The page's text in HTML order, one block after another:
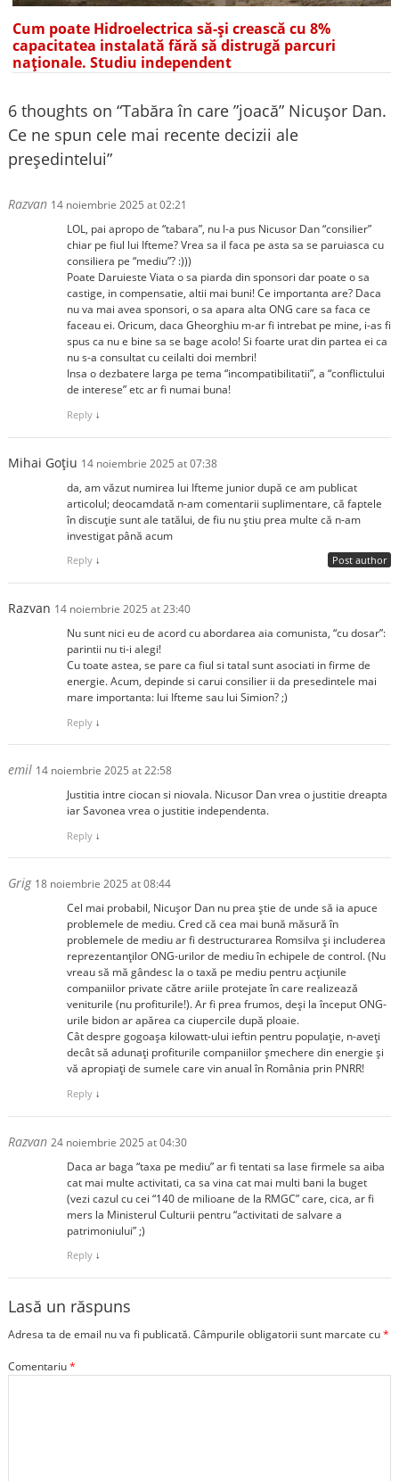
Cum poate Hidroelectrica să-și crească cu 8%
capacitatea instalată fără să distrugă parcuri
naționale. Studiu independent
6 thoughts on “Tabăra în care ”joacă” Nicușor Dan.
Ce ne spun cele mai recente decizii ale
președintelui”
Razvan 14 noiembrie 2025 at 02:21
LOL, pai apropo de “tabara”, nu l-a pus Nicusor Dan “consilier”
chiar pe fiul lui Ifteme? Vrea sa il faca pe asta sa se paruiasca cu
consiliera pe “mediu”? :)))
Poate Daruieste Viata o sa piarda din sponsori dar poate o sa
castige, in compensatie, altii mai buni! Ce importanta are? Daca
nu va mai avea sponsori, o sa apara alta ONG care sa faca ce
faceau ei. Oricum, daca Gheorghiu m-ar fi intrebat pe mine, i-as fi
spus ca nu e bine sa se bage acolo! Si foarte urat din partea ei ca
nu s-a consultat cu ceilalti doi membri!
Insa o dezbatere larga pe tema “incompatibilitatii”, a “conflictului
de interese” etc ar fi numai buna!
Reply ↓
Mihai Goțiu
Post author
14 noiembrie 2025 at 07:38
da, am văzut numirea lui Ifteme junior după ce am publicat
articolul; deocamdată n-am comentarii suplimentare, că faptele
în discuție sunt ale tatălui, de fiu nu știu prea multe că n-am
investigat până acum
Reply ↓
Razvan 14 noiembrie 2025 at 23:40
Nu sunt nici eu de acord cu abordarea aia comunista, “cu dosar”:
parintii nu ti-i alegi!
Cu toate astea, se pare ca fiul si tatal sunt asociati in firme de
energie. Acum, depinde si carui consilier ii da presedintele mai
mare importanta: lui Ifteme sau lui Simion? ;)
Reply ↓
emil 14 noiembrie 2025 at 22:58
Justitia intre ciocan si niovala. Nicusor Dan vrea o justitie dreapta
iar Savonea vrea o justitie independenta.
Reply ↓
Grig 18 noiembrie 2025 at 08:44
Cel mai probabil, Nicușor Dan nu prea știe de unde să ia apuce
problemele de mediu. Cred că cea mai bună măsură în
problemele de mediu ar fi destructurarea Romsilva și includerea
reprezentanților ONG-urilor de mediu în echipele de control. (Nu
vreau să mă gândesc la o taxă pe mediu pentru acțiunile
companiilor private către ariile protejate în care realizează
veniturile (nu profiturile!). Ar fi prea frumos, deși la început ONG-
urile bidon ar apărea ca ciupercile după ploaie.
Cât despre gogoașa kilowatt-ului ieftin pentru populație, n-aveți
decât să adunați profiturile companiilor șmechere din energie și
vă apropiați de sumele care vin anual în România prin PNRR!
Reply ↓
Razvan 24 noiembrie 2025 at 04:30
Daca ar baga “taxa pe mediu” ar fi tentati sa lase firmele sa aiba
cat mai multe activitati, ca sa vina cat mai multi bani la buget
(vezi cazul cu cei “140 de milioane de la RMGC” care, cica, ar fi
mers la Ministerul Culturii pentru “activitati de salvare a
patrimoniului” ;)
Reply ↓
Lasă un răspuns
Adresa ta de email nu va fi publicată.Câmpurile obligatorii sunt marcate cu*
Comentariu*